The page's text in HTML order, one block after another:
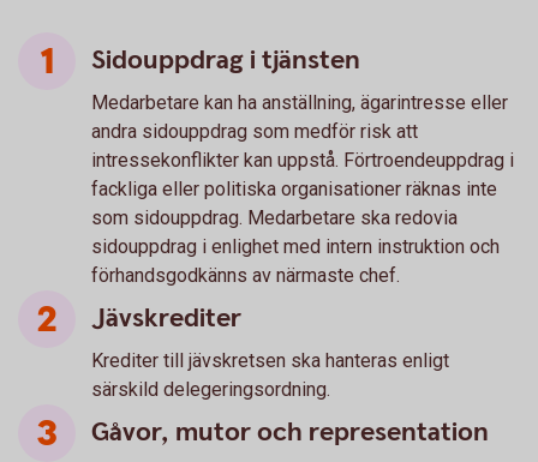
Sidouppdrag i tjänsten
Medarbetare kan ha anställning, ägarintresse eller
andra sidouppdrag som medför risk att
intressekonflikter kan uppstå. Förtroendeuppdrag i
fackliga eller politiska organisationer räknas inte
som sidouppdrag. Medarbetare ska redovia
sidouppdrag i enlighet med intern instruktion och
förhandsgodkänns av närmaste chef.
Jävskrediter
Krediter till jävskretsen ska hanteras enligt
särskild delegeringsordning.
Gåvor, mutor och representation